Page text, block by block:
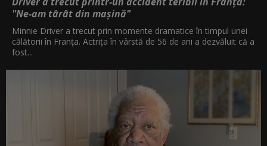
"Ne-am târât din mașină"
Minnie Driver a trecut prin momente dramatice în timpul unei
călătorii în Franța. Actrița în vârstă de 56 de ani a dezvăluit că a
fost...